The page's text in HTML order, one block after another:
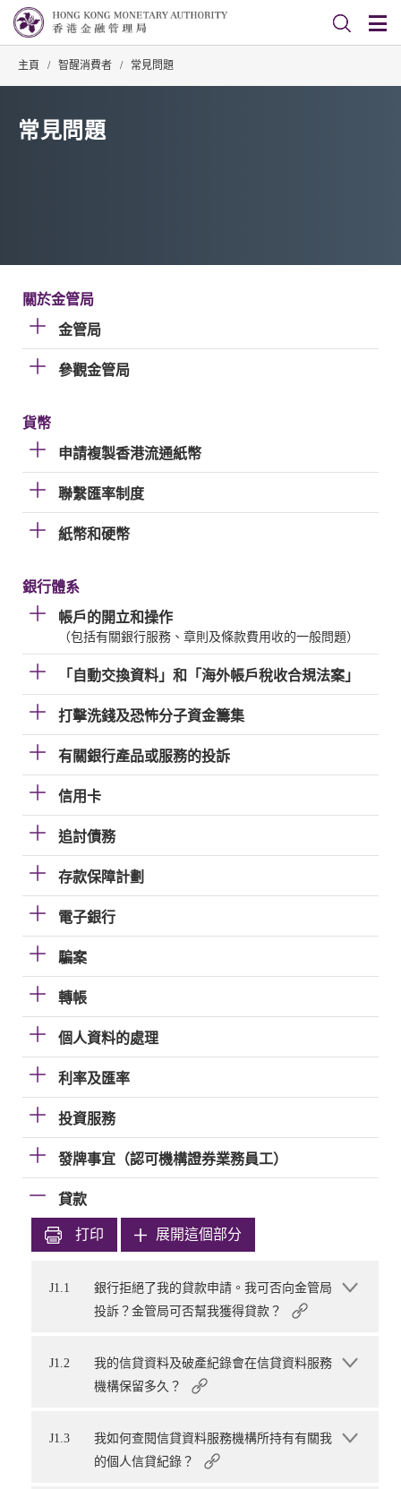
主頁 / 智醒消費者 / 常見問題
常見問題
關於金管局
金管局
參觀金管局
貨幣
申請複製香港流通紙幣
聯繫匯率制度
紙幣和硬幣
銀行體系
帳戶的開立和操作
（包括有關銀行服務、章則及條款費用收的一般問題）
「自動交換資料」和「海外帳戶稅收合規法案」
打擊洗錢及恐怖分子資金籌集
有關銀行產品或服務的投訴
信用卡
追討債務
存款保障計劃
電子銀行
騙案
轉帳
個人資料的處理
利率及匯率
投資服務
發牌事宜（認可機構證券業務員工）
貸款
打印 展開這個部分
J1.1
銀行拒絕了我的貸款申請。我可否向金管局
投訴？金管局可否幫我獲得貸款？
J1.2
我的信貸資料及破產紀錄會在信貸資料服務
機構保留多久？
J1.3
我如何查閱信貸資料服務機構所持有有關我
的個人信貸紀錄？